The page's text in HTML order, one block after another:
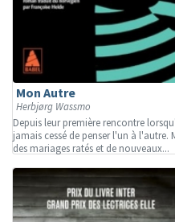
Mon Autre
Herbjørg Wassmo
Depuis leur première rencontre
jamais cessé de penser l'un à
des mariages ratés et de nouveaux...